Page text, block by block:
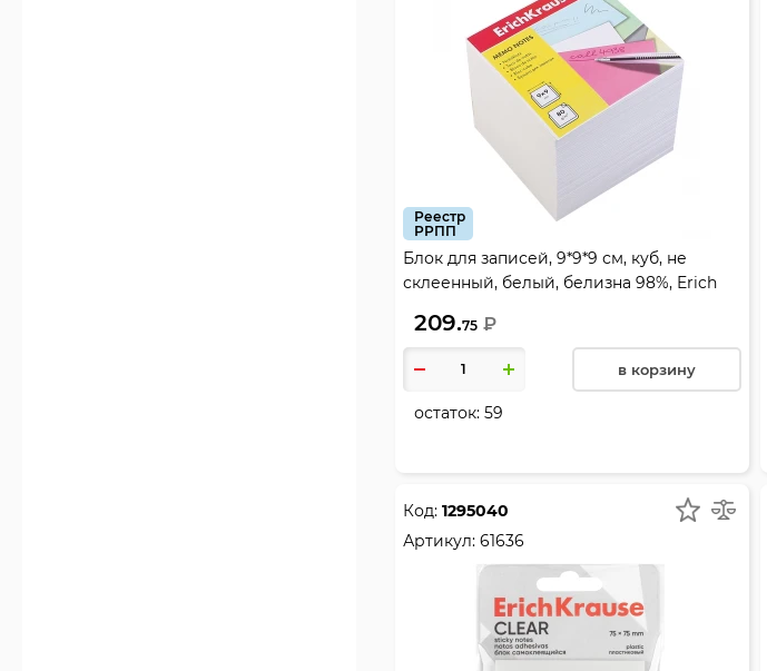
Реестр
РРПП
Блок для записей, 9*9*9 см, куб, не
склеенный, белый, белизна 98%, Erich
209.75 ₽
в корзину
остаток: 59
Код: 1295040
Артикул: 61636